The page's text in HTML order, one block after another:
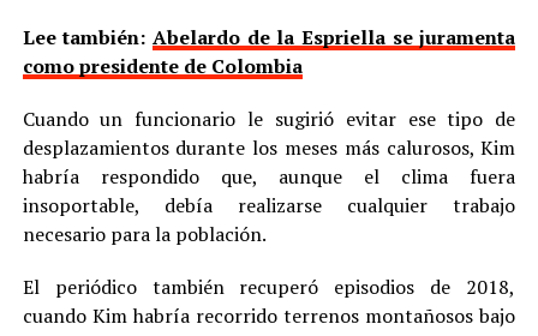
Lee también: Abelardo de la Espriella se juramenta
como presidente de Colombia
Cuando un funcionario le sugirió evitar ese tipo de
desplazamientos durante los meses más calurosos, Kim
habría respondido que, aunque el clima fuera
insoportable, debía realizarse cualquier trabajo
necesario para la población.
El periódico también recuperó episodios de 2018,
cuando Kim habría recorrido terrenos montañosos bajo